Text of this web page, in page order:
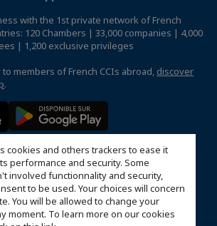
cookies and others trackers to ease it
performance and security. Some
involved functionnality and security,
to be used. Your choices will concern
You will be allowed to change your
moment. To learn more on our cookies
with the 1st private network of French
120 Chambers | 33,000 companies | 4,000
| 1,200 exclusive privileges
members of French CCIs abroad, discover
.